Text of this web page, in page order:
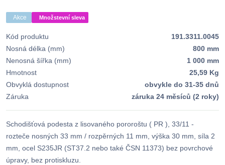
Akce Množstevní sleva
Kód produktu
191.3311.0045
Nosná délka (mm)
800 mm
Nenosná šířka (mm)
1 000 mm
Hmotnost
25,59 Kg
Obvyklá dostupnost
obvykle do 31-35 dnů
Záruka
záruka 24 měsíců (2 roky)
Schodišťová podesta z lisovaného pororoštu ( PR ), 33/11 -
rozteče nosných 33 mm / rozpěrných 11 mm, výška 30 mm, síla 2
mm, ocel S235JR (ST37.2 nebo také ČSN 11373) bez povrchové
úpravy, bez protiskluzu.